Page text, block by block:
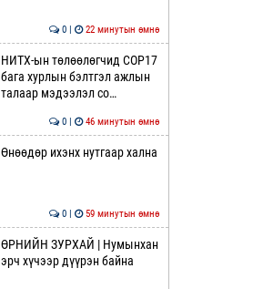
0 | 22 минутын өмнө
НИТХ-ын төлөөлөгчид COP17
бага хурлын бэлтгэл ажлын
талаар мэдээлэл со…
0 | 46 минутын өмнө
Өнөөдөр ихэнх нутгаар хална
0 | 59 минутын өмнө
ӨРНИЙН ЗУРХАЙ | Нумынхан
эрч хүчээр дүүрэн байна